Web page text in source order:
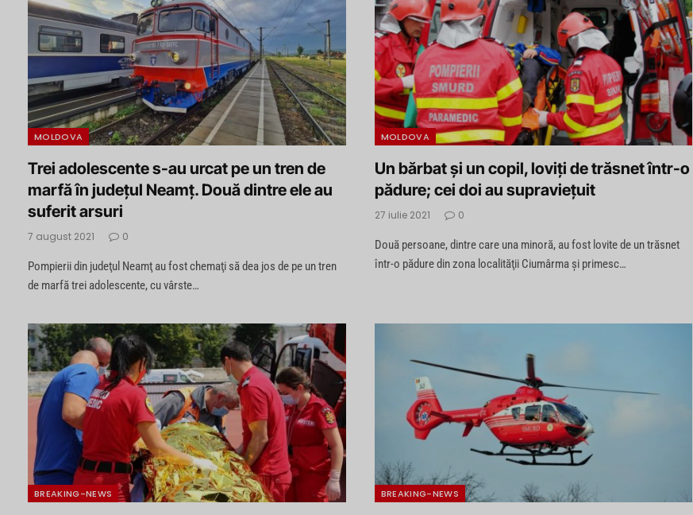
MOLDOVA
Trei adolescente s-au urcat pe un tren de
marfă în județul Neamț. Două dintre ele au
suferit arsuri
7 august 2021 0
Pompierii din judeţul Neamţ au fost chemaţi să dea jos de pe un tren
de marfă trei adolescente, cu vârste…
MOLDOVA
Un bărbat şi un copil, loviţi de trăsnet într-o
pădure; cei doi au supravieţuit
27 iulie 2021 0
Două persoane, dintre care una minoră, au fost lovite de un trăsnet
într-o pădure din zona localităţii Ciumârma şi primesc…
BREAKING-NEWS BREAKING-NEWS